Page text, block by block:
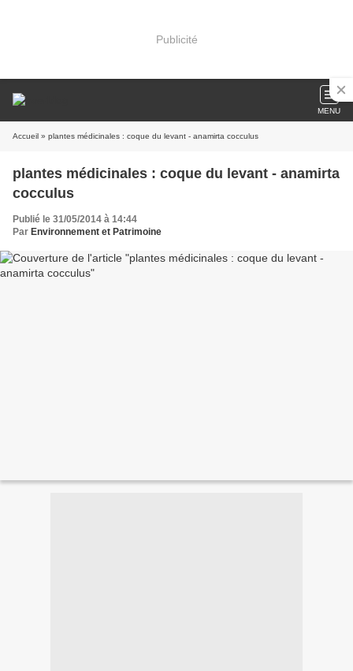
Publicité
MENU
Accueil » plantes médicinales : coque du levant - anamirta cocculus
plantes médicinales : coque du levant - anamirta
cocculus
Publié le 31/05/2014 à 14:44
Par Environnement et Patrimoine